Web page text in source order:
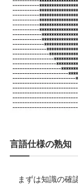
言語仕様の熟知
まずは知識の確